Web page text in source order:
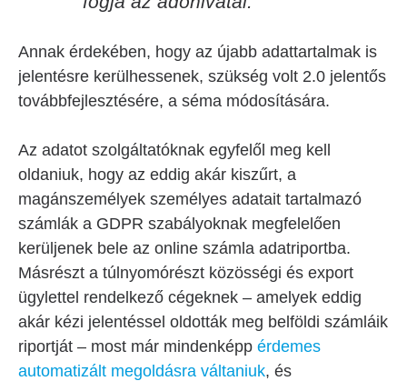
Annak érdekében, hogy az újabb adattartalmak is
jelentésre kerülhessenek, szükség volt 2.0 jelentős
továbbfejlesztésére, a séma módosítására.
Az adatot szolgáltatóknak egyfelől meg kell
oldaniuk, hogy az eddig akár kiszűrt, a
magánszemélyek személyes adatait tartalmazó
számlák a GDPR szabályoknak megfelelően
kerüljenek bele az online számla adatriportba.
Másrészt a túlnyomórészt közösségi és export
ügylettel rendelkező cégeknek – amelyek eddig
akár kézi jelentéssel oldották meg belföldi számláik
riportját – most már mindenképp érdemes
automatizált megoldásra váltaniuk, és